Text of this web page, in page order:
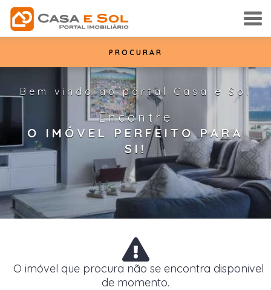
Bem vindo ao portal Casa e Sol
Encontre
O IMÓVEL PERFEITO PARA
SI!
PROCURAR
O imóvel que procura não se encontra disponivel
de momento.